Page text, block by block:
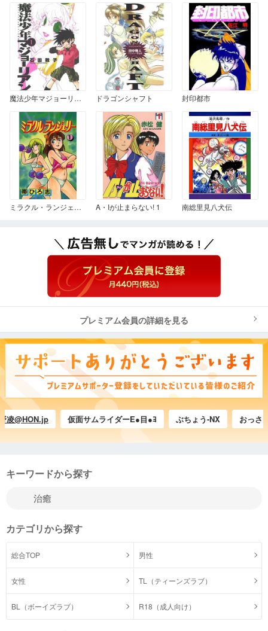
魔法少年マジョーリアン 1 ドラゴンシャフト 封印都市
ミラクル・ランジェリー 1 A・Iが止まらない! 1 南総里見八犬伝
プレミアム会員の詳細を見る
仮面サムライダーE●目●ﾖ ぶちょう-NX おっさんカ
キーワードから探す
カテゴリから探す
総合TOP 男性
女性 TL（ティーンズラブ）
BL（ボーイズラブ） R18（成人向け）